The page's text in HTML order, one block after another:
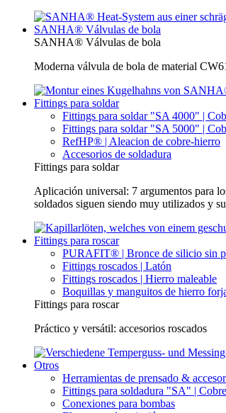
SANHA® Válvulas de bola
SANHA® Válvulas de bola
Moderna válvula de bola de material
Fittings para soldar
Fittings para soldar "SA 4000" |
Fittings para soldar "SA 5000" |
RefHP® | Aleacion de cobre-hierro
Accesorios de soldadura
Fittings para soldar
Aplicación universal: 7 argumentos para
soldados siguen siendo muy utilizados y
Fittings para roscar
PURAFIT® | Bronce de silicio sin
Fittings roscados | Latón
Fittings roscados | Hierro maleable
Boquillas y manguitos de hierro
Fittings para roscar
Práctico y versátil: accesorios roscados
Otros
Herramientas de prensado &
Fittings para soldadura "SA" | Cobre
Conexiones para bombas